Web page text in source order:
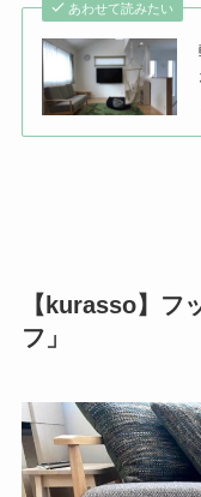
あわせて読みたい
【kurasso】フ
フ」